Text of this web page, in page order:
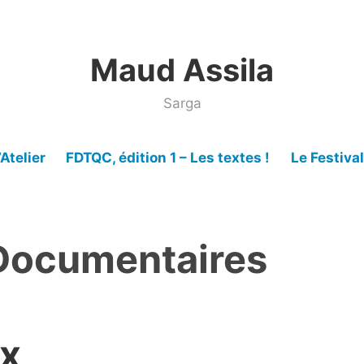
Maud Assila
Sarga
FDTQC, édition 1 – Les textes ! Le